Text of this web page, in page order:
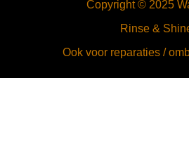
Copyright © 2025
Rinse &
Ook voor reparaties /